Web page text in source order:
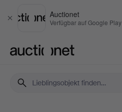
Schließen
Auctionet
Verfügbar auf Google Play